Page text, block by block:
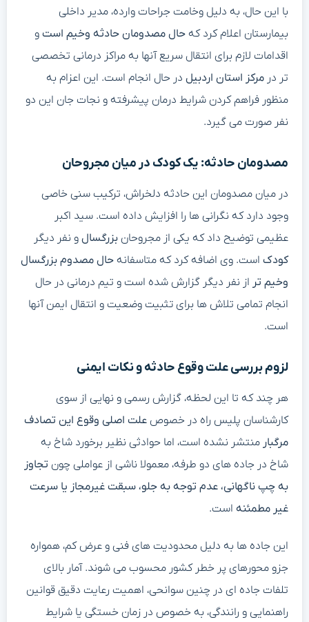
با این حال، به دلیل وخامت جراحات وارده، مدیر داخلی
بیمارستان اعلام کرد که حال مصدومان حادثه وخیم است و
اقدامات لازم برای انتقال سریع آنها به مراکز درمانی تخصصی
تر در مرکز استان اردبیل در حال انجام است. این اعزام به
منظور فراهم کردن شرایط درمان پیشرفته و نجات جان این دو
نفر صورت می گیرد.
مصدومان حادثه: یک کودک در میان مجروحان
در میان مصدومان این حادثه دلخراش، ترکیب سنی خاصی
وجود دارد که نگرانی ها را افزایش داده است. سید اکبر
عظیمی توضیح داد که یکی از مجروحان بزرگسال و نفر دیگر
کودک است. وی اضافه کرد که متاسفانه حال مصدوم بزرگسال
وخیم تر از نفر دیگر گزارش شده است و تیم درمانی در حال
انجام تمامی تلاش ها برای تثبیت وضعیت و انتقال ایمن آنها
است.
لزوم بررسی علت وقوع حادثه و نکات ایمنی
هر چند که تا این لحظه، گزارش رسمی و نهایی از سوی
کارشناسان پلیس راه در خصوص علت اصلی وقوع این تصادف
مرگبار منتشر نشده است، اما حوادثی نظیر برخورد شاخ به
شاخ در جاده های دو طرفه، معمولا ناشی از عواملی چون تجاوز
به چپ ناگهانی، عدم توجه به جلو، سبقت غیرمجاز یا سرعت
غیر مطمئنه است.
این جاده ها به دلیل محدودیت های فنی و عرض کم، همواره
جزو محورهای پر خطر کشور محسوب می شوند. آمار بالای
تلفات جاده ای در چنین سوانحی، اهمیت رعایت دقیق قوانین
راهنمایی و رانندگی، به خصوص در زمان خستگی یا شرایط